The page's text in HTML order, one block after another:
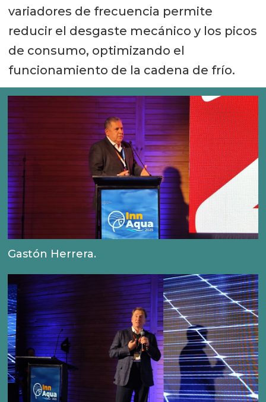
variadores de frecuencia permite
reducir el desgaste mecánico y los picos
de consumo, optimizando el
funcionamiento de la cadena de frío.
Gastón Herrera.